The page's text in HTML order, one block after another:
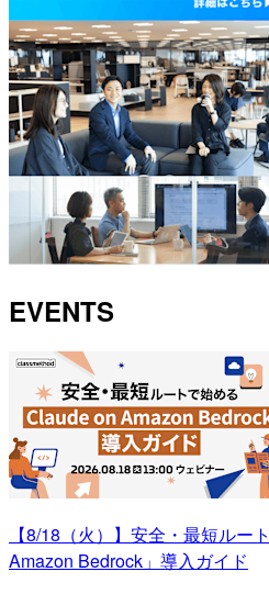
EVENTS
【8/18（火）】安全・最短ルー
Amazon Bedrock」導入ガイド